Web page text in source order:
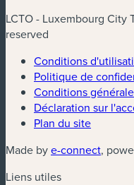
LCTO - Luxembourg
reserved
Conditions
Politique de
Conditions
Déclaration sur
Plan du site
Made bye-connect,
Liens utiles